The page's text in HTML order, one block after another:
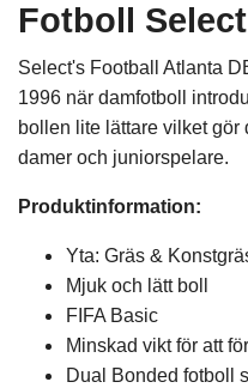
Fotboll
Select's Football Atlanta
1996 när damfotboll
bollen lite lättare vilket
damer och juniorspelare.
Produktinformation:
Yta: Gräs &
Mjuk och lätt boll
FIFA Basic
Minskad vikt för att
Dual Bonded fotboll